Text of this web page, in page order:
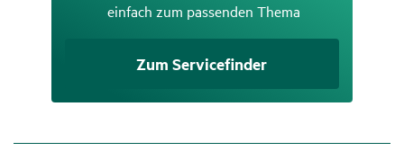
einfach zum passenden Thema
Zum Service­finder